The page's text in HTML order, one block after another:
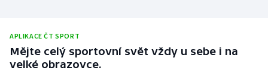
APLIKACE ČT SPORT
Mějte celý sportovní svět vždy u sebe i na
velké obrazovce.